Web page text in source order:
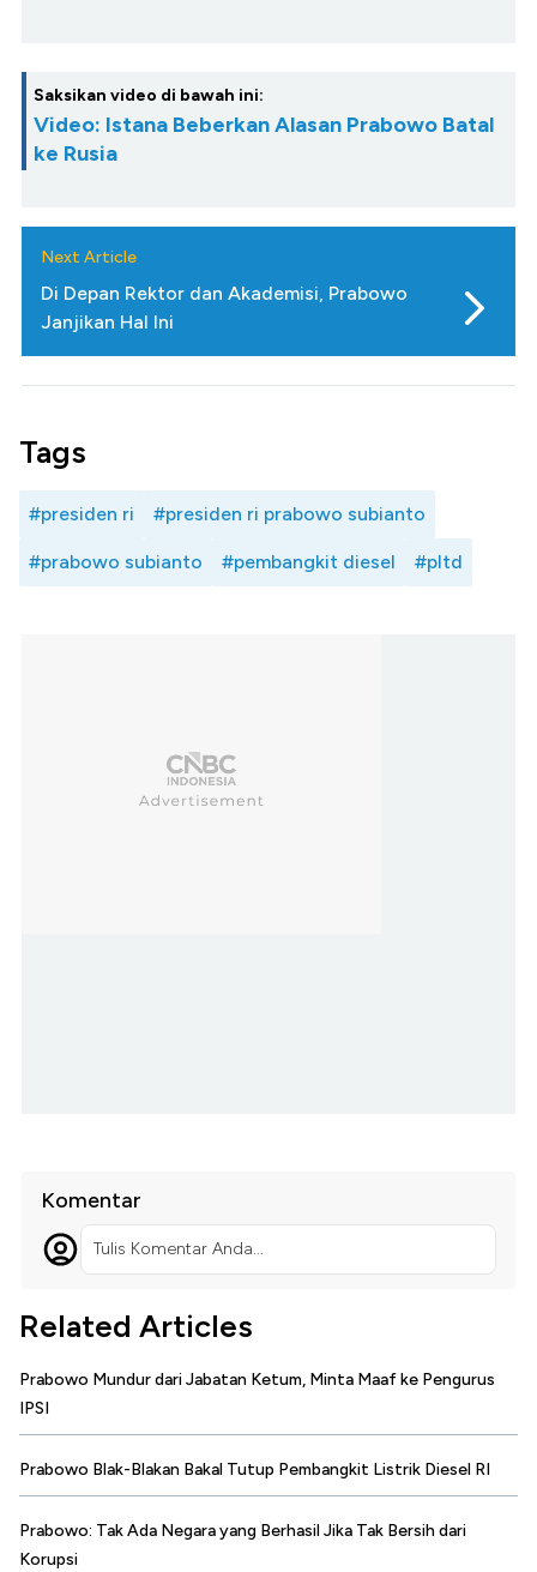
Saksikan video di bawah ini:
Video: Istana Beberkan Alasan Prabowo Batal
ke Rusia
Next Article
Di Depan Rektor dan Akademisi, Prabowo
Janjikan Hal Ini
Tags
#presiden ri #presiden ri prabowo subianto
#prabowo subianto #pembangkit diesel #pltd
Komentar
Tulis Komentar Anda...
Related Articles
Prabowo Mundur dari Jabatan Ketum, Minta Maaf ke Pengurus
IPSI
Prabowo Blak-Blakan Bakal Tutup Pembangkit Listrik Diesel RI
Prabowo: Tak Ada Negara yang Berhasil Jika Tak Bersih dari
Korupsi